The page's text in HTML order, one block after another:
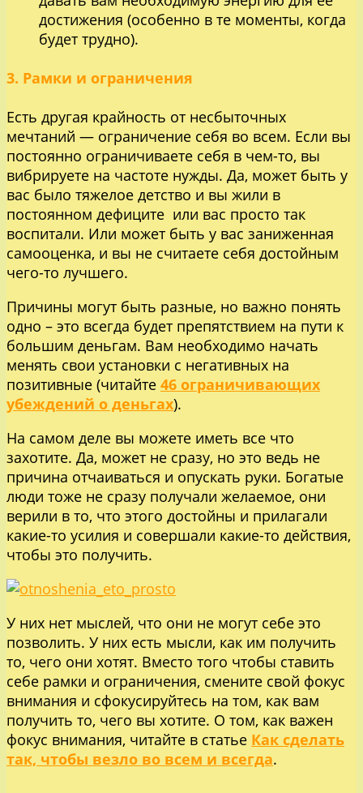
достижения (особенно в те моменты, когда
будет трудно).
3. Рамки и ограничения
Есть другая крайность от несбыточных
мечтаний — ограничение себя во всем. Если вы
постоянно ограничиваете себя в чем-то, вы
вибрируете на частоте нужды. Да, может быть у
вас было тяжелое детство и вы жили в
постоянном дефиците или вас просто так
воспитали. Или может быть у вас заниженная
самооценка, и вы не считаете себя достойным
чего-то лучшего.
Причины могут быть разные, но важно понять
одно – это всегда будет препятствием на пути к
большим деньгам. Вам необходимо начать
менять свои установки с негативных на
позитивные (читайте 46 ограничивающих
убеждений о деньгах).
На самом деле вы можете иметь все что
захотите. Да, может не сразу, но это ведь не
причина отчаиваться и опускать руки. Богатые
люди тоже не сразу получали желаемое, они
верили в то, что этого достойны и прилагали
какие-то усилия и совершали какие-то действия,
чтобы это получить.
У них нет мыслей, что они не могут себе это
позволить. У них есть мысли, как им получить
то, чего они хотят. Вместо того чтобы ставить
себе рамки и ограничения, смените свой фокус
внимания и сфокусируйтесь на том, как вам
получить то, чего вы хотите. О том, как важен
фокус внимания, читайте в статье Как сделать
так, чтобы везло во всем и всегда.